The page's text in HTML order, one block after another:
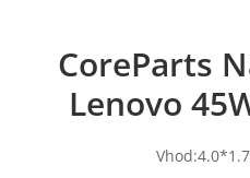
CoreParts
Lenovo